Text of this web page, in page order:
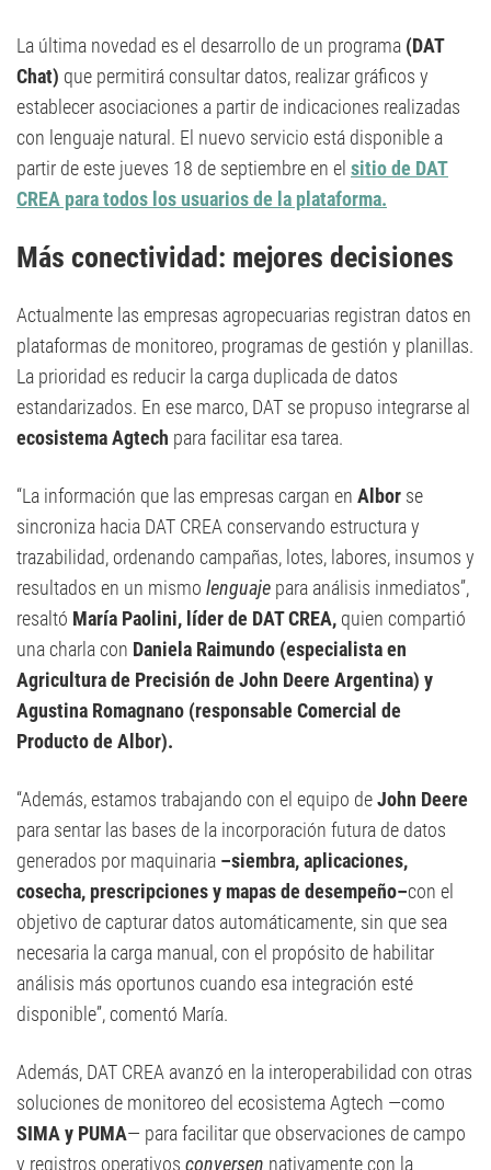
La última novedad es el desarrollo de un programa (DAT
Chat) que permitirá consultar datos, realizar gráficos y
establecer asociaciones a partir de indicaciones realizadas
con lenguaje natural. El nuevo servicio está disponible a
partir de este jueves 18 de septiembre en el sitio de DAT
CREA para todos los usuarios de la plataforma.
Más conectividad: mejores decisiones
Actualmente las empresas agropecuarias registran datos en
plataformas de monitoreo, programas de gestión y planillas.
La prioridad es reducir la carga duplicada de datos
estandarizados. En ese marco, DAT se propuso integrarse al
ecosistema Agtech para facilitar esa tarea.
“La información que las empresas cargan en Albor se
sincroniza hacia DAT CREA conservando estructura y
trazabilidad, ordenando campañas, lotes, labores, insumos y
resultados en un mismo lenguaje para análisis inmediatos”,
resaltó María Paolini, líder de DAT CREA, quien compartió
una charla con Daniela Raimundo (especialista en
Agricultura de Precisión de John Deere Argentina) y
Agustina Romagnano (responsable Comercial de
Producto de Albor).
“Además, estamos trabajando con el equipo deJohn Deere
para sentar las bases de la incorporación futura de datos
generados por maquinaria –siembra, aplicaciones,
cosecha, prescripciones y mapas de desempeño–con el
objetivo de capturar datos automáticamente, sin que sea
necesaria la carga manual, con el propósito de habilitar
análisis más oportunos cuando esa integración esté
disponible”, comentó María.
Además, DAT CREA avanzó en la interoperabilidad con otras
soluciones de monitoreo del ecosistema Agtech —como
SIMA y PUMA— para facilitar que observaciones de campo
y registros operativos conversen nativamente con la